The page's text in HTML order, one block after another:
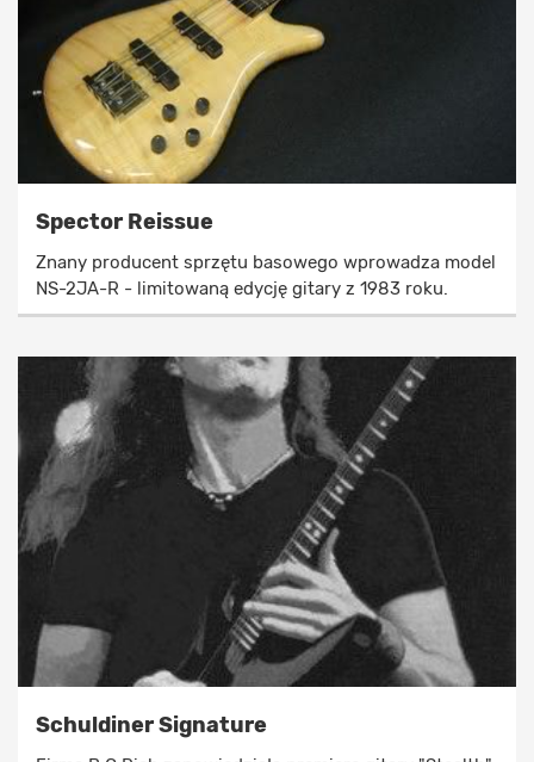
Spector Reissue
Znany producent sprzętu basowego wprowadza model
NS-2JA-R - limitowaną edycję gitary z 1983 roku.
Schuldiner Signature